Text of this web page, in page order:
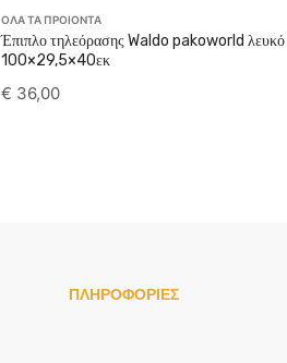
ΟΛΑ ΤΑ ΠΡΟΙΟΝΤΑ
Έπιπλο τηλεόρασης Waldo pakoworld λευκό
100×29,5×40εκ
€ 36,00
ΠΛΗΡΟΦΟΡΙΕΣ